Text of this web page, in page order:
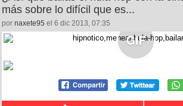
más sobre lo difícil que es...
por naxete95 el 6 dic 2013, 07:35